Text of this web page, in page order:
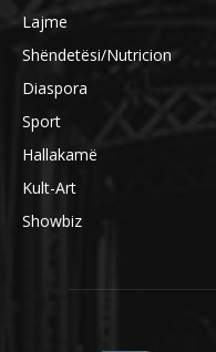
Lajme
Shëndetësi/Nutricion
Diaspora
Sport
Hallakamë
Kult-Art
Showbiz